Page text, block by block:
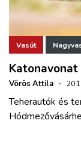
Vasút
Vörös Attila ·
Teherautók és